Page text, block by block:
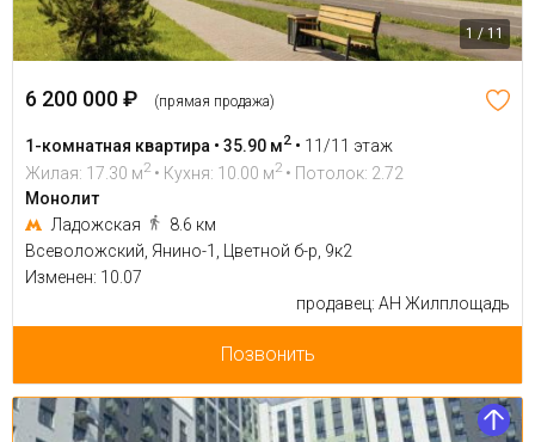
1 / 11
6 200 000 ₽ (прямая продажа)
1-комнатная квартира • 35.90 м2 • 11/11 этаж
Жилая: 17.30 м2 • Кухня: 10.00 м2 • Потолок: 2.72
Монолит
Ладожская
8.6 км
Всеволожский, Янино-1, Цветной б-р, 9к2
Изменен: 10.07
продавец: АН Жилплощадь
Позвонить